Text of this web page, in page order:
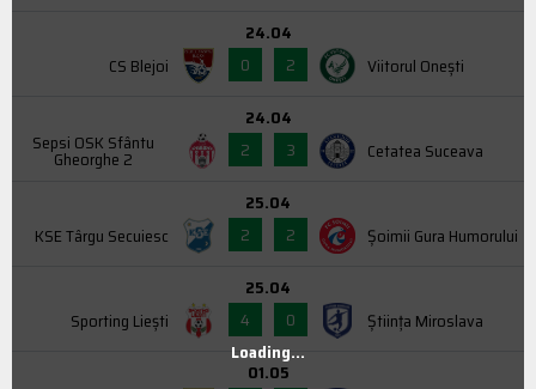
CS Blejoi
24.04
0
2 Viitorul Onești
Sepsi OSK Sfântu
Gheorghe 2
24.04
2
3 Cetatea Suceava
KSE Târgu Secuiesc
25.04
2
2 Şoimii Gura Humorului
Sporting Liești
25.04
4
0 Știința Miroslava
01.05
Loading...